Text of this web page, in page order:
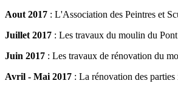
Aout 2017 : L'Association des Peintres et
Juillet 2017 : Les travaux du moulin du
Juin 2017 : Les travaux de rénovation du
Avril - Mai 2017 : La rénovation des